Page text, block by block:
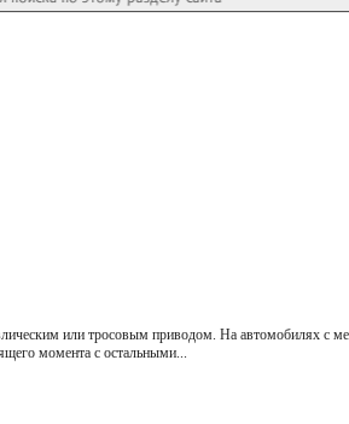
или тросовым приводом. На автомобилях с
момента с остальными...